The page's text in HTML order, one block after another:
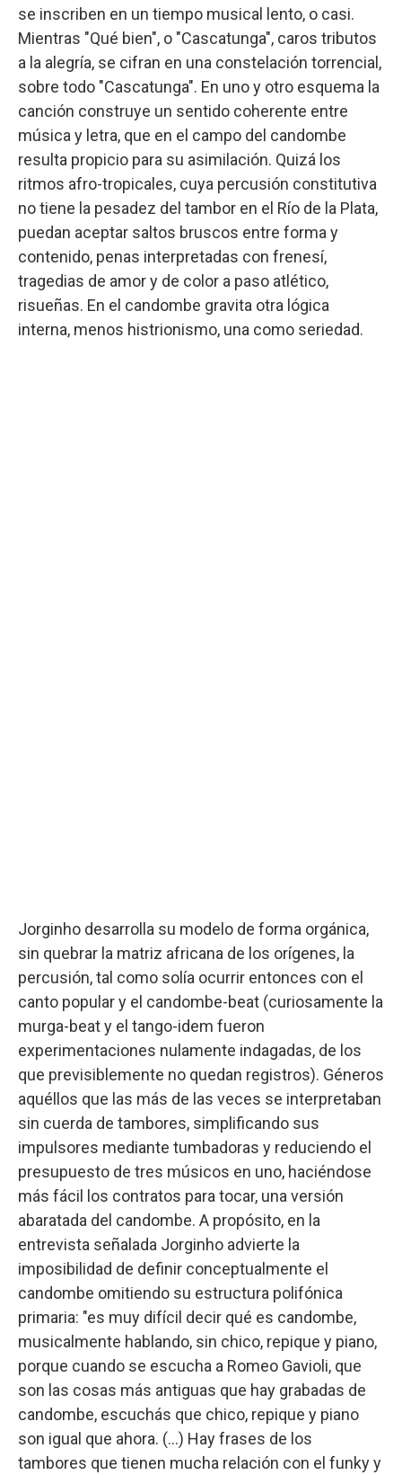
se inscriben en un tiempo musical lento, o casi.
Mientras "Qué bien", o "Cascatunga", caros tributos
a la alegría, se cifran en una constelación torrencial,
sobre todo "Cascatunga". En uno y otro esquema la
canción construye un sentido coherente entre
música y letra, que en el campo del candombe
resulta propicio para su asimilación. Quizá los
ritmos afro-tropicales, cuya percusión constitutiva
no tiene la pesadez del tambor en el Río de la Plata,
puedan aceptar saltos bruscos entre forma y
contenido, penas interpretadas con frenesí,
tragedias de amor y de color a paso atlético,
risueñas. En el candombe gravita otra lógica
interna, menos histrionismo, una como seriedad.
Jorginho desarrolla su modelo de forma orgánica,
sin quebrar la matriz africana de los orígenes, la
percusión, tal como solía ocurrir entonces con el
canto popular y el candombe-beat (curiosamente la
murga-beat y el tango-idem fueron
experimentaciones nulamente indagadas, de los
que previsiblemente no quedan registros). Géneros
aquéllos que las más de las veces se interpretaban
sin cuerda de tambores, simplificando sus
impulsores mediante tumbadoras y reduciendo el
presupuesto de tres músicos en uno, haciéndose
más fácil los contratos para tocar, una versión
abaratada del candombe. A propósito, en la
entrevista señalada Jorginho advierte la
imposibilidad de definir conceptualmente el
candombe omitiendo su estructura polifónica
primaria: "es muy difícil decir qué es candombe,
musicalmente hablando, sin chico, repique y piano,
porque cuando se escucha a Romeo Gavioli, que
son las cosas más antiguas que hay grabadas de
candombe, escuchás que chico, repique y piano
son igual que ahora. (…) Hay frases de los
tambores que tienen mucha relación con el funky y